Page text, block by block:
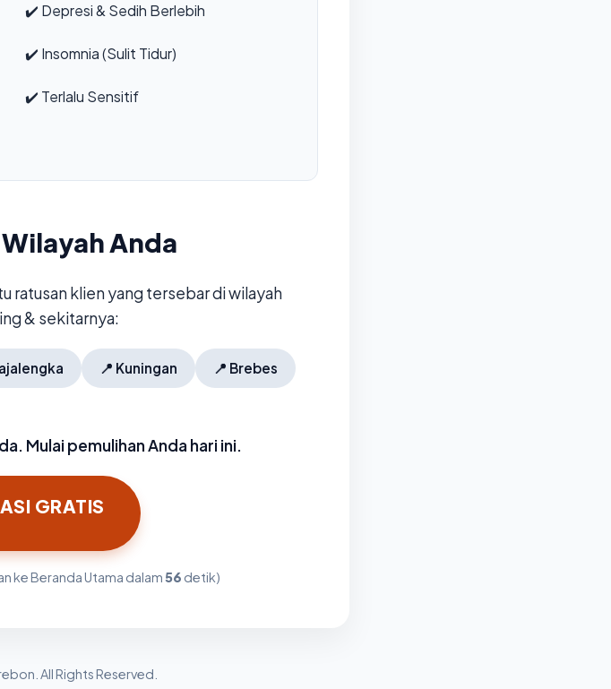
✔️ Depresi & Sedih Berlebih
✔️ Insomnia (Sulit Tidur)
✔️ Terlalu Sensitif
Anda
ratusan klien yang tersebar di wilayah
& sekitarnya:
📍 Kuningan 📍 Brebes
Mulai pemulihan Anda hari ini.
GRATIS
ke Beranda Utama dalam56 detik)
All Rights Reserved.